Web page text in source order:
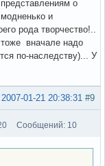
о
и
рода творчество!..
вначале надо
по-наследству)... У
#9
2007-01-21 20:38:31
Сообщений: 10